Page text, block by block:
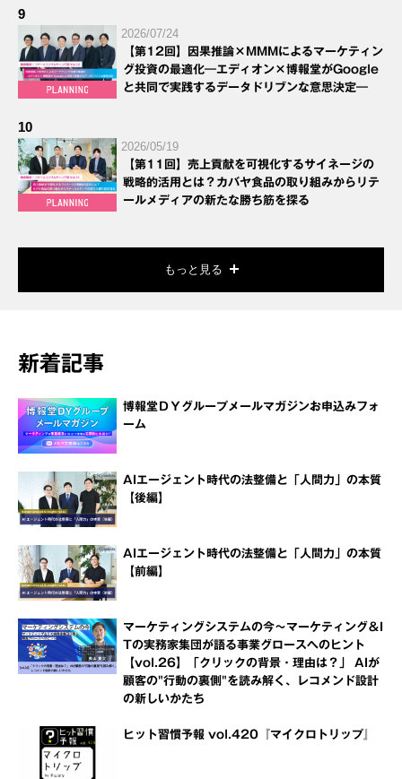
9
2026/07/24
【第12回】因果推論×MMMによるマーケティン
グ投資の最適化―エディオン×博報堂がGoogle
と共同で実践するデータドリブンな意思決定―
10
2026/05/19
【第11回】売上貢献を可視化するサイネージの
戦略的活用とは？カバヤ食品の取り組みからリテ
ールメディアの新たな勝ち筋を探る
もっと見る
新着記事
博報堂ＤＹグループメールマガジンお申込みフォ
ーム
AIエージェント時代の法整備と「人間力」の本質
【後編】
AIエージェント時代の法整備と「人間力」の本質
【前編】
マーケティングシステムの今～マーケティング＆I
Tの実務家集団が語る事業グロースへのヒント
【vol.26】「クリックの背景・理由は？」 AIが
顧客の"行動の裏側"を読み解く、レコメンド設計
の新しいかたち
ヒット習慣予報 vol.420『マイクロトリップ』